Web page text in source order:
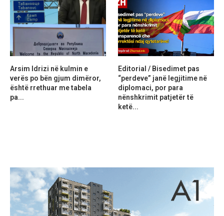
Arsim Idrizi në kulmin e
verës po bën gjum dimëror,
është rrethuar me tabela
pa...
Editorial / Bisedimet pas
“perdeve” janë legjitime në
diplomaci, por para
nënshkrimit patjetër të
ketë...